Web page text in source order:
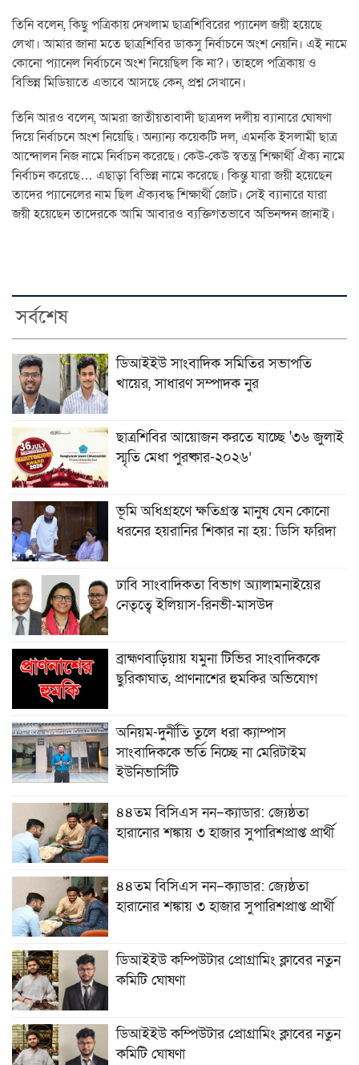
তিনি বলেন, কিছু পত্রিকায় দেখলাম ছাত্রশিবিরের প্যানেল জয়ী হয়েছে
লেখা। আমার জানা মতে ছাত্রশিবির ডাকসু নির্বাচনে অংশ নেয়নি। এই নামে
কোনো প্যানেল নির্বাচনে অংশ নিয়েছিল কি না?। তাহলে পত্রিকায় ও
বিভিন্ন মিডিয়াতে এভাবে আসছে কেন, প্রশ্ন সেখানে।
তিনি আরও বলেন, আমরা জাতীয়তাবাদী ছাত্রদল দলীয় ব্যানারে ঘোষণা
দিয়ে নির্বাচনে অংশ নিয়েছি। অন্যান্য কয়েকটি দল, এমনকি ইসলামী ছাত্র
আন্দোলন নিজ নামে নির্বাচন করেছে। কেউ-কেউ স্বতন্ত্র শিক্ষার্থী ঐক্য নামে
নির্বাচন করেছে… এছাড়া বিভিন্ন নামে করেছে। কিন্তু যারা জয়ী হয়েছেন
তাদের প্যানেলের নাম ছিল ঐক্যবদ্ধ শিক্ষার্থী জোট। সেই ব্যানারে যারা
জয়ী হয়েছেন তাদেরকে আমি আবারও ব্যক্তিগতভাবে অভিনন্দন জানাই।
সর্বশেষ
ডিআইইউ সাংবাদিক সমিতির সভাপতি
খায়ের, সাধারণ সম্পাদক নুর
ছাত্রশিবির আয়োজন করতে যাচ্ছে '৩৬ জুলাই
স্মৃতি মেধা পুরষ্কার-২০২৬’
ভূমি অধিগ্রহণে ক্ষতিগ্রস্ত মানুষ যেন কোনো
ধরনের হয়রানির শিকার না হয়: ডিসি ফরিদা
ঢাবি সাংবাদিকতা বিভাগ অ্যালামনাইয়ের
নেতৃত্বে ইলিয়াস-রিনভী-মাসউদ
ব্রাহ্মণবাড়িয়ায় যমুনা টিভির সাংবাদিককে
ছুরিকাঘাত, প্রাণনাশের হুমকির অভিযোগ
অনিয়ম-দুর্নীতি তুলে ধরা ক্যাম্পাস
সাংবাদিককে ভর্তি নিচ্ছে না মেরিটাইম
ইউনিভার্সিটি
৪৪তম বিসিএস নন–ক্যাডার: জ্যেষ্ঠতা
হারানোর শঙ্কায় ৩ হাজার সুপারিশপ্রাপ্ত প্রার্থী
৪৪তম বিসিএস নন–ক্যাডার: জ্যেষ্ঠতা
হারানোর শঙ্কায় ৩ হাজার সুপারিশপ্রাপ্ত প্রার্থী
ডিআইইউ কম্পিউটার প্রোগ্রামিং ক্লাবের নতুন
কমিটি ঘোষণা
ডিআইইউ কম্পিউটার প্রোগ্রামিং ক্লাবের নতুন
কমিটি ঘোষণা